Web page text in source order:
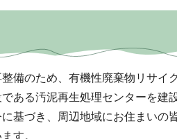
備のため、有機性廃棄物リサイ
ある汚泥再生処理センターを建
基づき、周辺地域にお住まいの
す。